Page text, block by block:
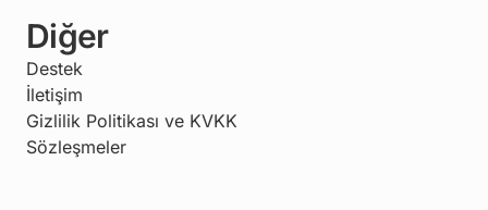
Diğer
Destek
İletişim
Gizlilik Politikası ve KVKK
Sözleşmeler